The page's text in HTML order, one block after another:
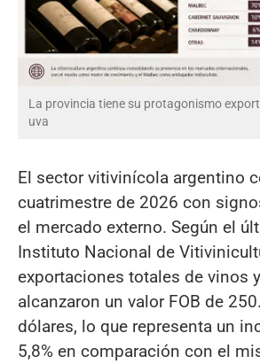
La provincia tiene su protagonismo
uva
El sector vitivinícola argentino
cuatrimestre de 2026 con
el mercado externo. Según el
Instituto Nacional de
exportaciones totales de vinos
alcanzaron un valor FOB de
dólares, lo que representa un
5,8% en comparación con el